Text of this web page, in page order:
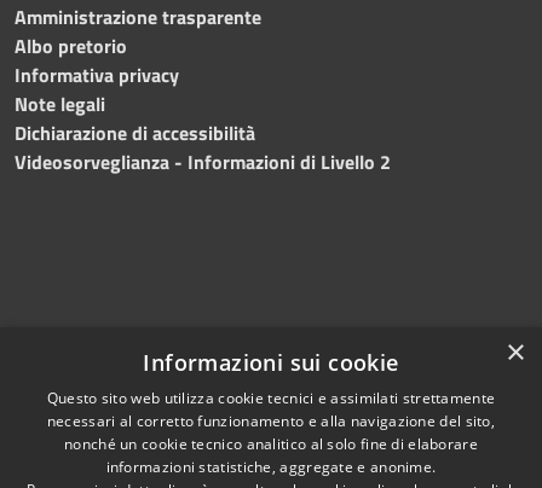
Amministrazione trasparente
Albo pretorio
Informativa privacy
Note legali
Dichiarazione di accessibilità
Videosorveglianza - Informazioni di Livello 2
Accessibilità
Copyright © 2024 •
Comune di Mazara del
×
Informazioni sui cookie
Questo sito web utilizza cookie tecnici e assimilati strettamente
necessari al corretto funzionamento e alla navigazione del sito,
nonché un cookie tecnico analitico al solo fine di elaborare
informazioni statistiche, aggregate e anonime.